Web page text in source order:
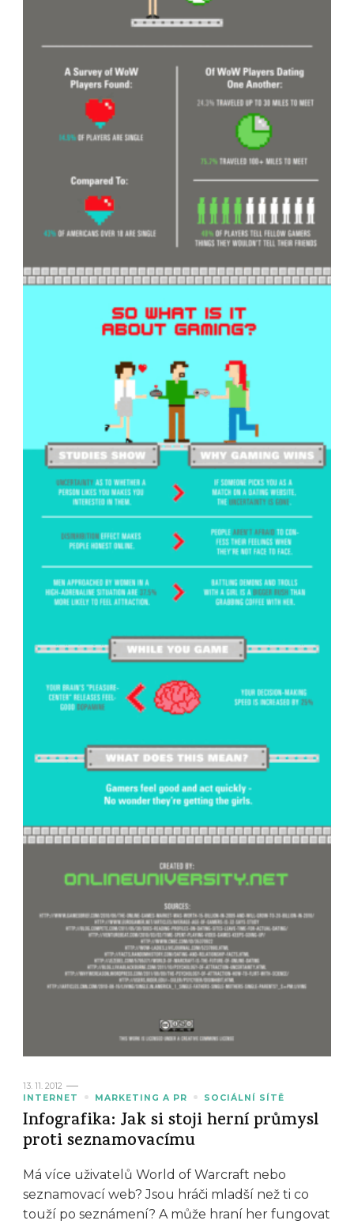
13. 11. 2012
INTERNET
MARKETING A PR SOCIÁLNÍ SÍTĚ
Infografika: Jak si stoji herní průmysl
proti seznamovacímu
Má více uživatelů World of Warcraft nebo
seznamovací web? Jsou hráči mladší než ti co
touží po seznámení? A může hraní her fungovat